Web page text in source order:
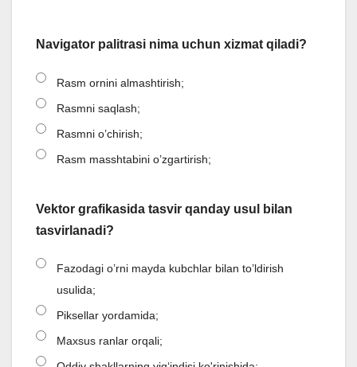
Navigator palitrasi nima uchun xizmat qiladi?
Rasm ornini almashtirish;
Rasmni saqlash;
Rasmni o’chirish;
Rasm masshtabini o’zgartirish;
Vektor grafikasida tasvir qanday usul bilan
tasvirlanadi?
Fazodagi o’rni mayda kubchlar bilan to’ldirish
usulida;
Piksellar yordamida;
Maxsus ranlar orqali;